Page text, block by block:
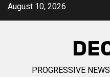
SkipAugust 10, 2026
PROGRESSIVE